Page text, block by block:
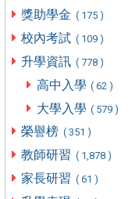
獎助學金 ( 175 )
校內考試 ( 109 )
升學資訊 ( 778 )
高中入學 ( 62 )
大學入學 ( 579 )
榮譽榜 ( 351 )
教師研習 ( 1,878 )
家長研習 ( 61 )